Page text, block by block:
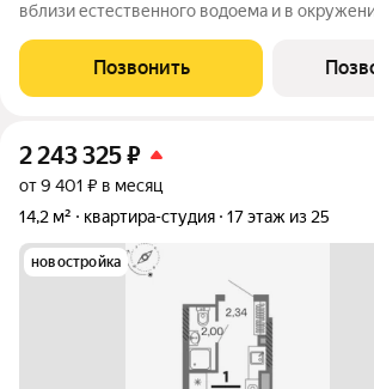
вблизи естественного водоема и в
небольших студий, в которых можно начать
студенческую самостоятельную жизнь до
Позвонить
2 243 325₽
от 9 401 ₽ в месяц
14,2 м²
квартира-студия 17 этаж из 25
новостройка